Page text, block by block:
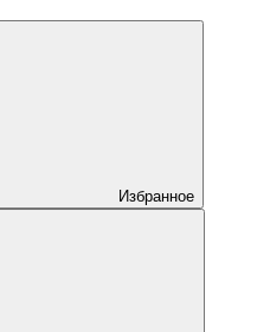
Избранное